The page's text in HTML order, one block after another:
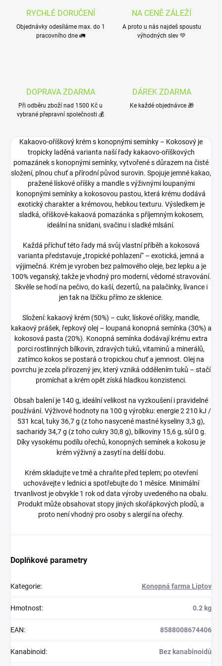
RYCHLÉ DORUČENÍ
Objednávky odesíláme max. do 1
pracovního dne 🚛
NA CENĚ ZÁLEŽÍ
A proto u nás najdeš spoustu
výhodných slev 💚
DOPRAVA ZDARMA
Při odběru zboží nad 1500 Kč u
vybrané přepravní společnosti 💰
DÁREK ZDARMA
Ke každé objednávce 🎁
Kakaovo‑oříškový krém s konopnými semínky – Kokosový je
tropicky laděná varianta naší řady kakaovo‑oříškových
pomazánek s konopnými semínky, vytvořené s důrazem na čisté
složení, plnou chuť a přírodní původ surovin. Spojuje jemné kakao,
pražené lískové oříšky a mandle s výživnými loupanými
konopnými semínky a kokosovou pastou, která krému dodává
exotický charakter a krémovou, hebkou texturu. Výsledkem je
sladká, oříškově‑kakaová pomazánka s příjemným kokosem,
ideální na snídani, svačinu i sladké mlsání.
Každá příchuť této řady má svůj vlastní příběh a kokosová
varianta představuje „tropické pohlazení“ – exotická, jemná a
výjimečná. Krém je vyroben bez palmového oleje, bez lepku a je
100% veganský, takže je vhodný pro moderní, vědomé stravování.
Skvěle se hodí na pečivo, do kaší, dezertů, na palačinky, lívance i
jen tak na lžičku přímo ze sklenice.
Složení: kakaový krém (50%) – cukr, lískové oříšky, mandle,
kakaový prášek, řepkový olej – loupaná konopná semínka (30%) a
kokosová pasta (20%). Konopná semínka dodávají krému extra
porci rostlinných bílkovin, zdravých tuků, vitaminů a minerálů,
zatímco kokos se postará o tropickou chuť a jemnost. Olej na
povrchu je zcela přirozený jev, který vzniká oddělením tuků – stačí
promíchat a krém opět získá hladkou konzistenci.
Obsah balení je 140 g, ideální velikost na vyzkoušení i pravidelné
používání. Výživové hodnoty na 100 g výrobku: energie 2 210 kJ /
531 kcal, tuky 36,7 g (z toho nasycené mastné kyseliny 3,3 g),
sacharidy 34,7 g (z toho cukry 30,8 g), bílkoviny 15,6 g, sůl 0 g.
Díky vysokému podílu ořechů, konopných semínek a kokosu je
krém výživný a zasytí na delší dobu.
Krém skladujte ve tmě a chraňte před teplem; po otevření
uchovávejte v lednici a spotřebujte do 1 měsíce. Minimální
trvanlivost je obvykle 1 rok od data výroby uvedeného na obalu.
Produkt může obsahovat stopy jiných skořápkových plodů, a
proto není vhodný pro osoby s alergií na ořechy.
Doplňkové parametry
Kategorie: Konopná farma Liptov
Hmotnost: 0.2 kg
EAN: 8588008674406
Kanabinoid: Bez kanabinoidů